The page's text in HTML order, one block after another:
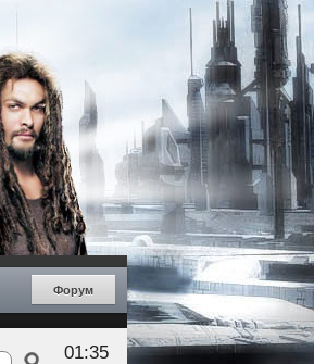
Форум
01:35